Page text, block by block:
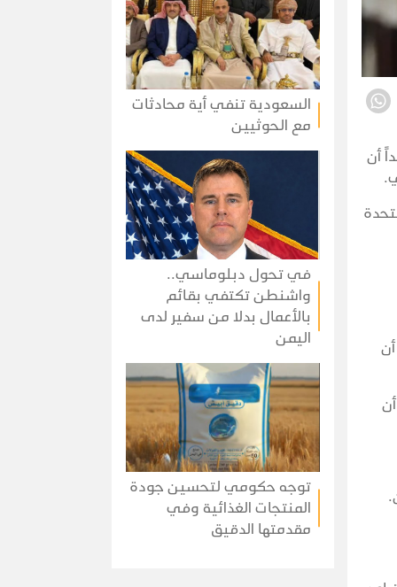
أن
السعودية تنفي أية محادثات
مع الحوثيين
في تحول دبلوماسي..
واشنطن تكتفي بقائم
بالأعمال بدلا من سفير لدى
اليمن
توجه حكومي لتحسين جودة
المنتجات الغذائية وفي
مقدمتها الدقيق